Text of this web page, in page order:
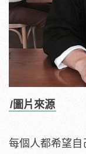
/圖片來源
每個人都希望自